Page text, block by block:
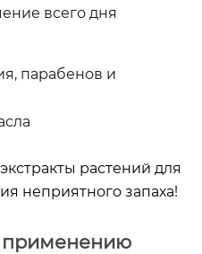
всего дня
парабенов и
растений для
неприятного запаха!
применению